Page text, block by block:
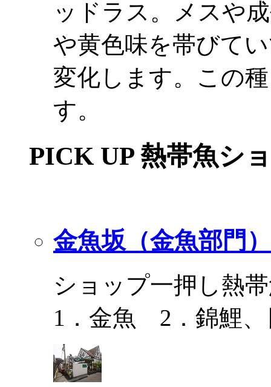
ッドラス。メスや
や黄色味を帯びて
変化します。この
す。
PICK UP 熱帯魚シ
金魚坂（金魚部門）
ショップ一押し熱
1．金魚 2．錦鯉、